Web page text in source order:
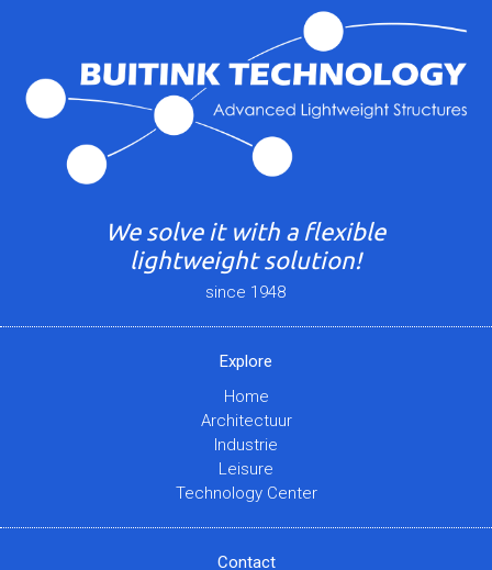
We solve it with a flexible
lightweight solution!
since 1948
Explore
Home
Architectuur
Industrie
Leisure
Technology Center
Contact